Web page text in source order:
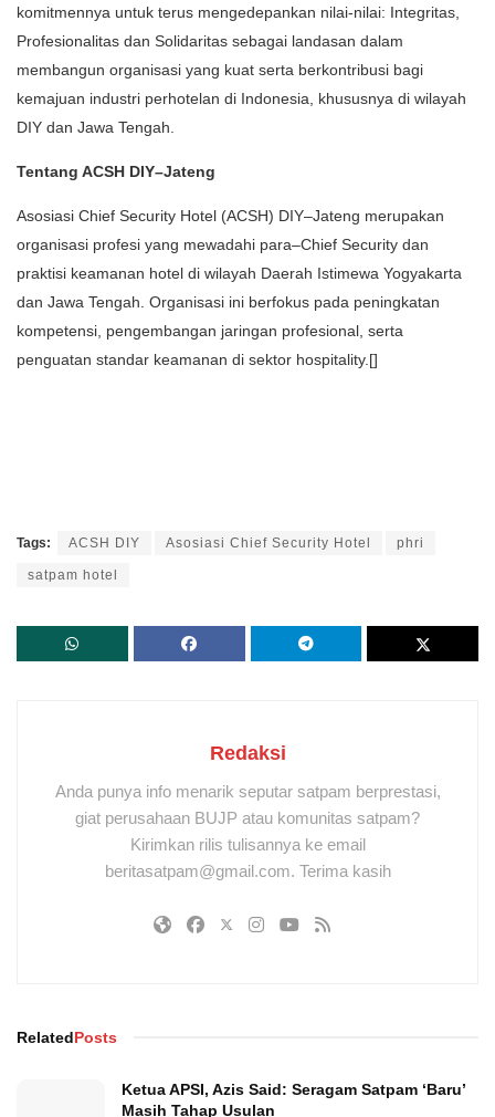
komitmennya untuk terus mengedepankan nilai-nilai: Integritas,
Profesionalitas dan Solidaritas sebagai landasan dalam
membangun organisasi yang kuat serta berkontribusi bagi
kemajuan industri perhotelan di Indonesia, khususnya di wilayah
DIY dan Jawa Tengah.
Tentang ACSH DIY–Jateng
Asosiasi Chief Security Hotel (ACSH) DIY–Jateng merupakan
organisasi profesi yang mewadahi para–Chief Security dan
praktisi keamanan hotel di wilayah Daerah Istimewa Yogyakarta
dan Jawa Tengah. Organisasi ini berfokus pada peningkatan
kompetensi, pengembangan jaringan profesional, serta
penguatan standar keamanan di sektor hospitality.[]
Tags: ACSH DIY Asosiasi Chief Security Hotel phri
satpam hotel
Redaksi
Anda punya info menarik seputar satpam berprestasi,
giat perusahaan BUJP atau komunitas satpam?
Kirimkan rilis tulisannya ke email
beritasatpam@gmail.com. Terima kasih
RelatedPosts
Ketua APSI, Azis Said: Seragam Satpam ‘Baru’
Masih Tahap Usulan